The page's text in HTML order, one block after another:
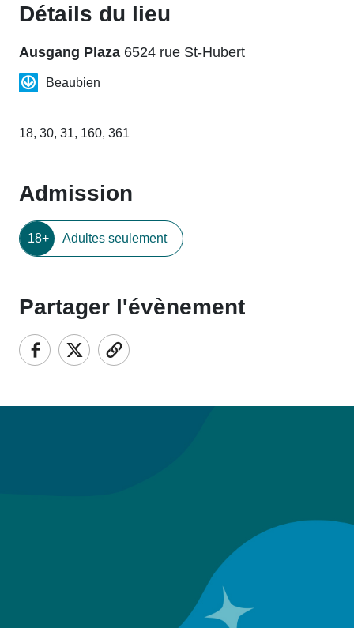
Détails du lieu
Ausgang Plaza 6524 rue St-Hubert
Beaubien
18, 30, 31, 160, 361
Admission
18+ Adultes seulement
Partager l'évènement